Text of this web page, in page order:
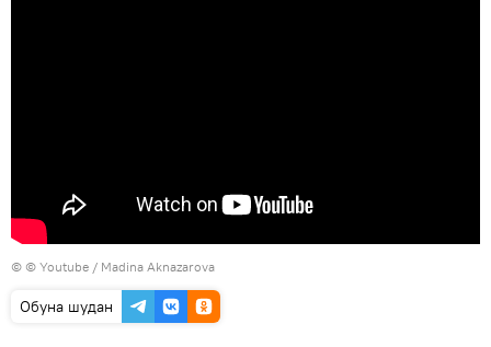
© © Youtube / Madina Aknazarova
Обуна шудан